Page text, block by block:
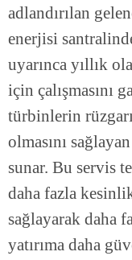
adlandırılan
enerjisi
uyarınca yıllık
için çalışmasını
türbinlerin
olmasını
sunar. Bu servis
daha fazla
sağlayarak daha
yatırıma daha